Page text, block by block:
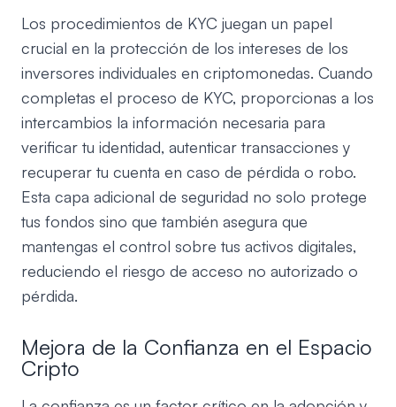
Los procedimientos de KYC juegan un papel
crucial en la protección de los intereses de los
inversores individuales en criptomonedas. Cuando
completas el proceso de KYC, proporcionas a los
intercambios la información necesaria para
verificar tu identidad, autenticar transacciones y
recuperar tu cuenta en caso de pérdida o robo.
Esta capa adicional de seguridad no solo protege
tus fondos sino que también asegura que
mantengas el control sobre tus activos digitales,
reduciendo el riesgo de acceso no autorizado o
pérdida.
Mejora de la Confianza en el Espacio
Cripto